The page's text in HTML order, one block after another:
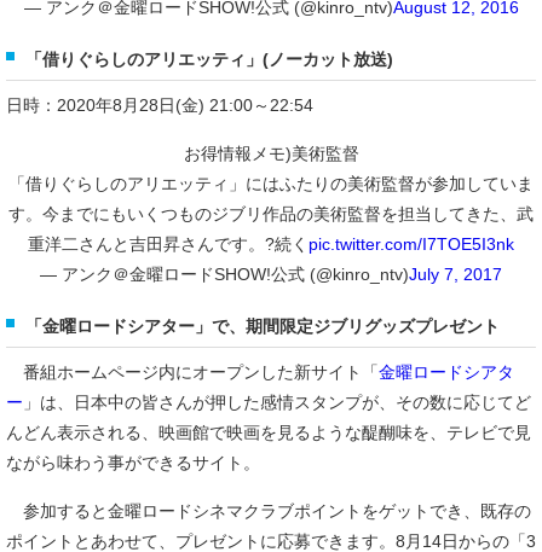
— アンク＠金曜ロードSHOW!公式 (@kinro_ntv)August 12, 2016
「借りぐらしのアリエッティ」(ノーカット放送)
日時：2020年8月28日(金) 21:00～22:54
お得情報メモ)美術監督
「借りぐらしのアリエッティ」にはふたりの美術監督が参加していま
す。今までにもいくつものジブリ作品の美術監督を担当してきた、武
重洋二さんと吉田昇さんです。?続く pic.twitter.com/I7TOE5I3nk
— アンク＠金曜ロードSHOW!公式 (@kinro_ntv)July 7, 2017
「金曜ロードシアター」で、期間限定ジブリグッズプレゼント
番組ホームページ内にオープンした新サイト「金曜ロードシアタ
ー 」は、日本中の皆さんが押した感情スタンプが、その数に応じてど
んどん表示される、映画館で映画を見るような醍醐味を、テレビで見
ながら味わう事ができるサイト。
参加すると金曜ロードシネマクラブポイントをゲットでき、既存の
ポイントとあわせて、プレゼントに応募できます。8月14日からの「3